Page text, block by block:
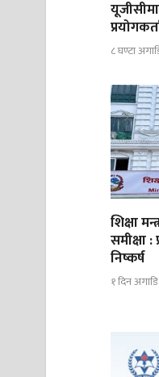
८ घण्टा
शिक्षा
समीक्षा
निष्कर्ष
१ दिन अगाडि